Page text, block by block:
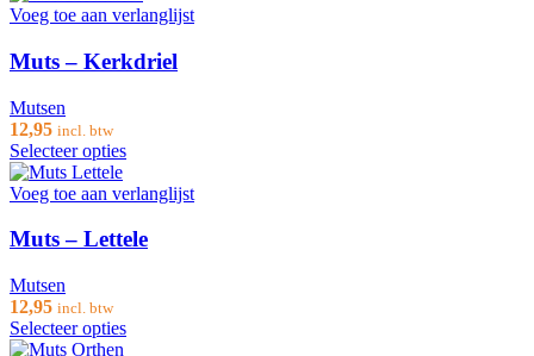
Voeg toe aan verlanglijst
Muts – Kerkdriel
Mutsen
12,95 incl. btw
Selecteer opties
Voeg toe aan verlanglijst
Muts – Lettele
Mutsen
12,95 incl. btw
Selecteer opties